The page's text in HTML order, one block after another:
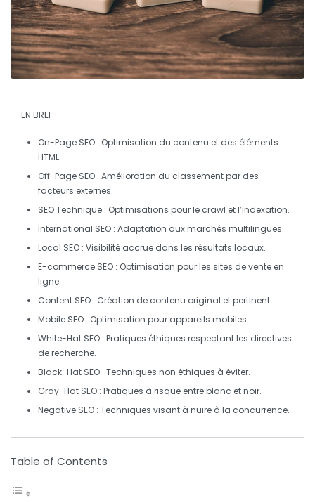
EN BREF
On-Page SEO : Optimisation du contenu et des éléments
HTML.
Off-Page SEO : Amélioration du classement par des
facteurs externes.
SEO Technique : Optimisations pour le crawl et l’indexation.
International SEO : Adaptation aux marchés multilingues.
Local SEO : Visibilité accrue dans les résultats locaux.
E-commerce SEO : Optimisation pour les sites de vente en
ligne.
Content SEO : Création de contenu original et pertinent.
Mobile SEO : Optimisation pour appareils mobiles.
White-Hat SEO : Pratiques éthiques respectant les directives
de recherche.
Black-Hat SEO : Techniques non éthiques à éviter.
Gray-Hat SEO : Pratiques à risque entre blanc et noir.
Negative SEO : Techniques visant à nuire à la concurrence.
Table of Contents